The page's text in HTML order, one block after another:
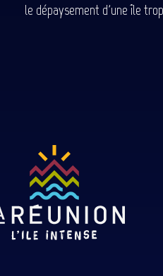
le dépaysement d'une île